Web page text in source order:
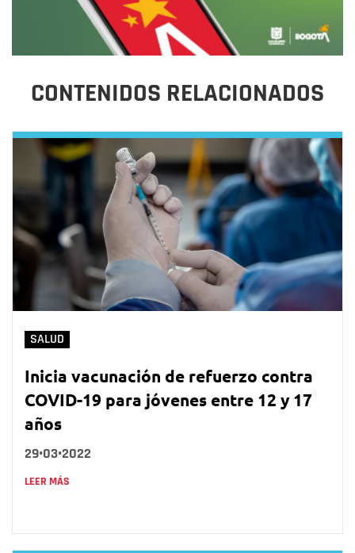
CONTENIDOS RELACIONADOS
SALUD
Inicia vacunación de refuerzo contra
COVID-19 para jóvenes entre 12 y 17
años
29•03•2022
LEER MÁS